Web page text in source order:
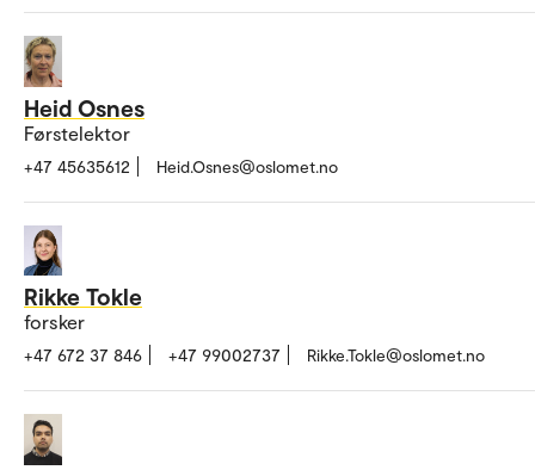
Heid Osnes
Førstelektor
+47 45635612 Heid.Osnes@oslomet.no
Rikke Tokle
forsker
+47 672 37 846 +47 99002737 Rikke.Tokle@oslomet.no